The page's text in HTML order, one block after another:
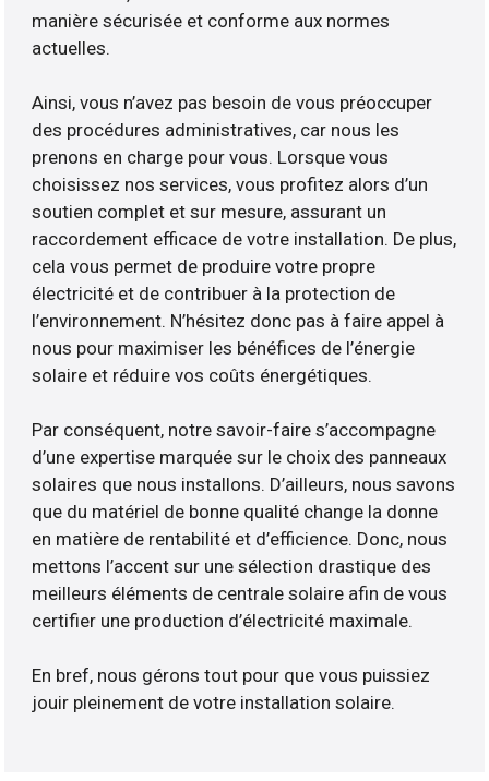
manière sécurisée et conforme aux normes
actuelles.
Ainsi, vous n’avez pas besoin de vous préoccuper
des procédures administratives, car nous les
prenons en charge pour vous. Lorsque vous
choisissez nos services, vous profitez alors d’un
soutien complet et sur mesure, assurant un
raccordement efficace de votre installation. De plus,
cela vous permet de produire votre propre
électricité et de contribuer à la protection de
l’environnement. N’hésitez donc pas à faire appel à
nous pour maximiser les bénéfices de l’énergie
solaire et réduire vos coûts énergétiques.
Par conséquent, notre savoir-faire s’accompagne
d’une expertise marquée sur le choix des panneaux
solaires que nous installons. D’ailleurs, nous savons
que du matériel de bonne qualité change la donne
en matière de rentabilité et d’efficience. Donc, nous
mettons l’accent sur une sélection drastique des
meilleurs éléments de centrale solaire afin de vous
certifier une production d’électricité maximale.
En bref, nous gérons tout pour que vous puissiez
jouir pleinement de votre installation solaire.